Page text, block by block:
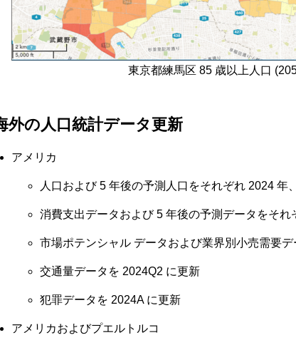
東京都練馬区 85 歳以上人口
外の人口統計データ更新
アメリカ
人口および 5 年後の予測人口をそれぞれ 2024 年
消費支出データおよび 5 年後の予測データをそ
市場ポテンシャル データおよび業界別小売需要
交通量データを 2024Q2 に更新
犯罪データを 2024A に更新
アメリカおよびプエルトルコ